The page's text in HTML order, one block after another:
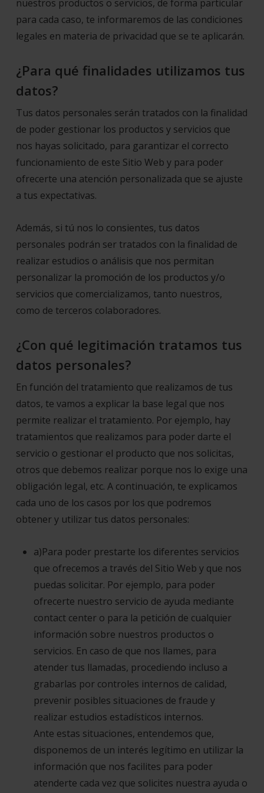
nuestros productos o servicios, de forma particular
para cada caso, te informaremos de las condiciones
legales en materia de privacidad que se te aplicarán.
¿Para qué finalidades utilizamos tus
datos?
Tus datos personales serán tratados con la finalidad
de poder gestionar los productos y servicios que
nos hayas solicitado, para garantizar el correcto
funcionamiento de este Sitio Web y para poder
ofrecerte una atención personalizada que se ajuste
a tus expectativas.
Además, si tú nos lo consientes, tus datos
personales podrán ser tratados con la finalidad de
realizar estudios o análisis que nos permitan
personalizar la promoción de los productos y/o
servicios que comercializamos, tanto nuestros,
como de terceros colaboradores.
¿Con qué legitimación tratamos tus
datos personales?
En función del tratamiento que realizamos de tus
datos, te vamos a explicar la base legal que nos
permite realizar el tratamiento. Por ejemplo, hay
tratamientos que realizamos para poder darte el
servicio o gestionar el producto que nos solicitas,
otros que debemos realizar porque nos lo exige una
obligación legal, etc. A continuación, te explicamos
cada uno de los casos por los que podremos
obtener y utilizar tus datos personales:
a)Para poder prestarte los diferentes servicios
que ofrecemos a través del Sitio Web y que nos
puedas solicitar. Por ejemplo, para poder
ofrecerte nuestro servicio de ayuda mediante
contact center o para la petición de cualquier
información sobre nuestros productos o
servicios. En caso de que nos llames, para
atender tus llamadas, procediendo incluso a
grabarlas por controles internos de calidad,
prevenir posibles situaciones de fraude y
realizar estudios estadísticos internos.
Ante estas situaciones, entendemos que,
disponemos de un interés legítimo en utilizar la
información que nos facilites para poder
atenderte cada vez que solicites nuestra ayuda o